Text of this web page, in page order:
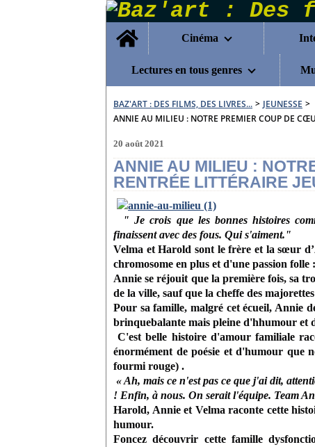
Home
Cinéma
Lectures en tous genres
BAZ'ART : DES FILMS, DES LIVRES... > JEUNESSE >
ANNIE AU MILIEU : NOTRE PREMIER COUP DE
20 août 2021
ANNIE AU MILIEU :
RENTRÉE LITTÉRAIRE
" Je crois que les bonnes histoires
finaissent avec des fous. Qui s'aiment."
Velma et Harold sont le frère et la sœur
chromosome en plus et d'une passion folle
Annie se réjouit que la première fois, sa
de la ville, sauf que la cheffe des
Pour sa famille, malgré cet écueil, Annie
brinquebalante mais pleine d'hhumour et
C'est belle histoire d'amour familiale
énormément de poésie et d'humour que
fourmi rouge) .
« Ah, mais ce n'est pas ce que j'ai dit,
! Enfin, à nous. On serait l'équipe. Team
Harold, Annie et Velma raconte cette
humour.
Foncez découvrir cette famille